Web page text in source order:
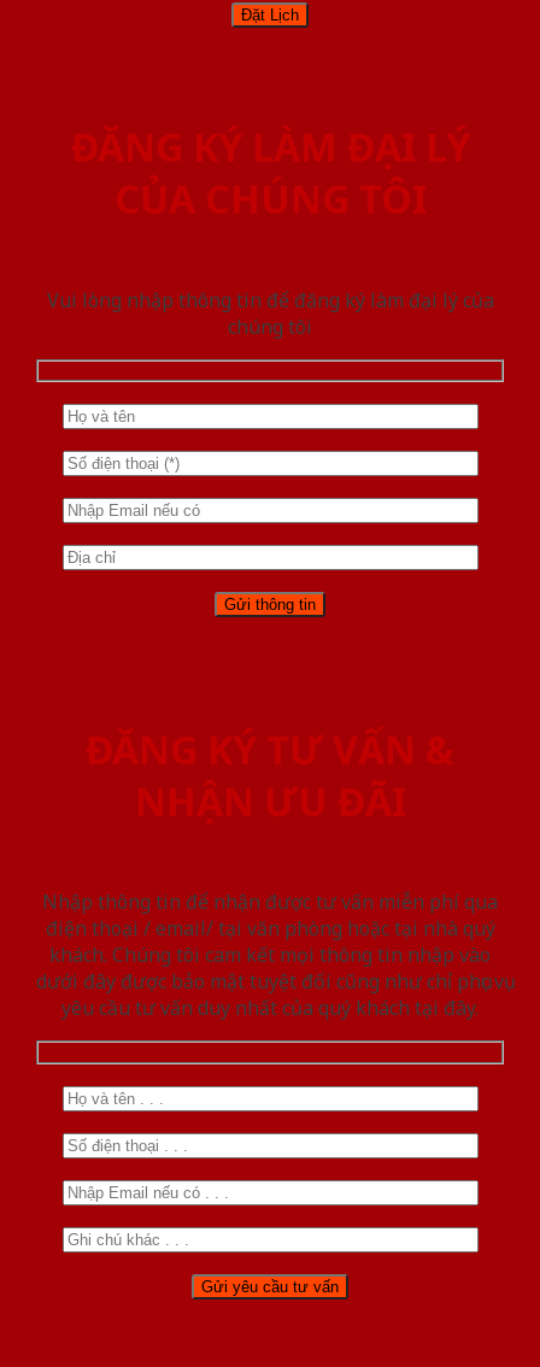
ĐĂNG KÝ LÀM ĐẠI LÝ
CỦA CHÚNG TÔI
Vui lòng nhập thông tin để đăng ký làm đại lý của
chúng tôi
ĐĂNG KÝ TƯ VẤN &
NHẬN ƯU ĐÃI
Nhập thông tin để nhận được tư vấn miễn phí qua
điện thoại / email/ tại văn phòng hoặc tại nhà quý
khách. Chúng tôi cam kết mọi thông tin nhập vào
dưới đây được bảo mật tuyệt đối cũng như chỉ phục vụ
yêu cầu tư vấn duy nhất của quý khách tại đây.